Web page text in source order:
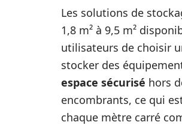
Les solutions de
1,8 m² à 9,5 m²
utilisateurs de choisir
stocker des
espace sécurisé hors
encombrants, ce qui
chaque mètre carré